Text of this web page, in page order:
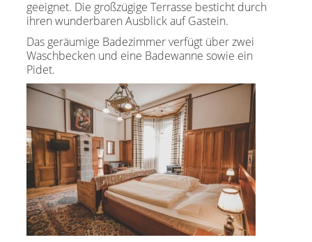
geeignet. Die großzügige Terrasse besticht durch
ihren wunderbaren Ausblick auf Gastein.
Das geräumige Badezimmer verfügt über zwei
Waschbecken und eine Badewanne sowie ein
Pidet.